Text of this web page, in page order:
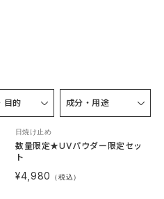
数量限定★UVパウダー限定セッ
ト
日焼け止め
¥4,980 （税込）
目的 成分・用途